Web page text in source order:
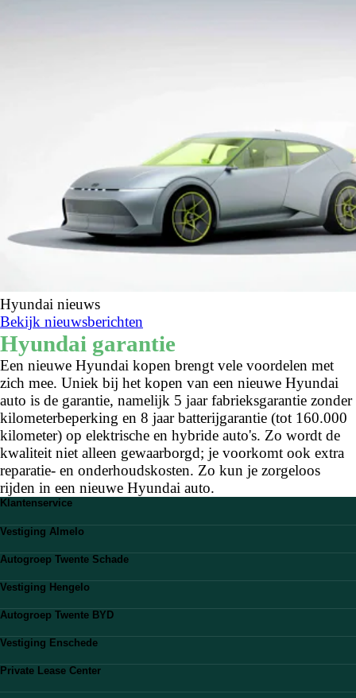
Hyundai nieuws
Bekijk nieuwsberichten
Hyundai garantie
Een nieuwe Hyundai kopen brengt vele voordelen met
zich mee. Uniek bij het kopen van een nieuwe Hyundai
auto is de garantie, namelijk 5 jaar fabrieksgarantie zonder
kilometerbeperking en 8 jaar batterijgarantie (tot 160.000
kilometer) op elektrische en hybride auto's. Zo wordt de
kwaliteit niet alleen gewaarborgd; je voorkomt ook extra
reparatie- en onderhoudskosten. Zo kun je zorgeloos
rijden in een nieuwe Hyundai auto.
Klantenservice
Stuur ons een WhatsApp
klantencontact@autogroeptwente.nl
Vestiging Almelo
Route plannen
almelo@autogroeptwente.nl
Autogroep Twente Schade
Route plannen
info@autoschadetwente.nl
Vestiging Hengelo
Route plannen
hengelo@autogroeptwente.nl
Autogroep Twente BYD
Route plannen
byd@autogroeptwente.nl
Vestiging Enschede
Route plannen
Private Lease Center